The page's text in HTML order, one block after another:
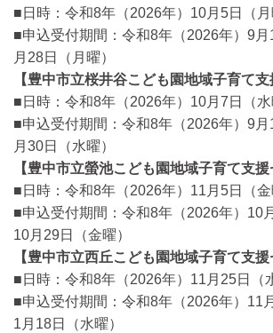
■日時：令和8年（2026年）10月5日（
■申込受付期間：令和8年（2026年）9
月28日（月曜）
【豊中市立桜井谷こども園地域子育て支
■日時：令和8年（2026年）10月7日（
■申込受付期間：令和8年（2026年）9
月30日（水曜）
【豊中市立螢池こども園地域子育て支援
■日時：令和8年（2026年）11月5日（
■申込受付期間：令和8年（2026年）10
10月29日（金曜）
【豊中市立西丘こども園地域子育て支援
■日時：令和8年（2026年）11月25日（
■申込受付期間：令和8年（2026年）11
1月18日（水曜）